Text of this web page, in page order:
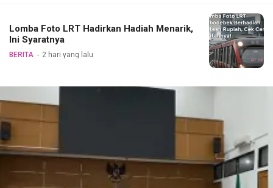
Lomba Foto LRT Hadirkan Hadiah Menarik,
Ini Syaratnya
BERITA 2 hari yang lalu